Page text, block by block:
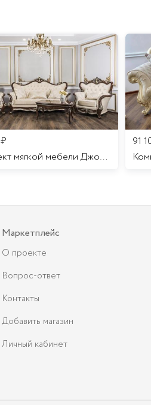
₽
Комплект мягкой мебели Джоконда
91
Маркетплейс
О проекте
Вопрос-ответ
Контакты
Добавить магазин
Личный кабинет